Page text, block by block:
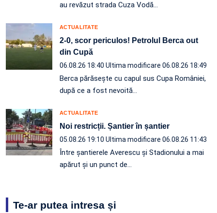
au revăzut strada Cuza Vodă…
ACTUALITATE
2-0, scor periculos! Petrolul Berca out
din Cupă
06.08.26 18:40 Ultima modificare 06.08.26 18:49
Berca părăsește cu capul sus Cupa României,
după ce a fost nevoită…
ACTUALITATE
Noi restricții. Șantier în șantier
05.08.26 19:10 Ultima modificare 06.08.26 11:43
Între șantierele Averescu și Stadionului a mai
apărut și un punct de…
Te-ar putea intresa și